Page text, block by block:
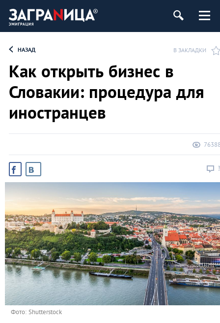
НАЗАД В ЗАКЛАДКИ
Как открыть бизнес в
Словакии: процедура для
иностранцев
Фото: Shutterstock